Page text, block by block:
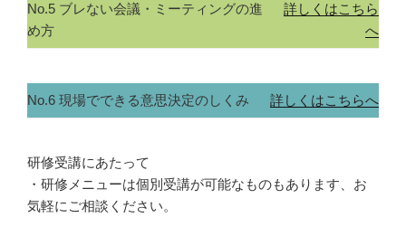
No.5 ブレない会議・ミーティングの進
め方
詳しくはこちら
へ
No.6 現場でできる意思決定のしくみ 詳しくはこちらへ
研修受講にあたって
・研修メニューは個別受講が可能なものもあります、お
気軽にご相談ください。